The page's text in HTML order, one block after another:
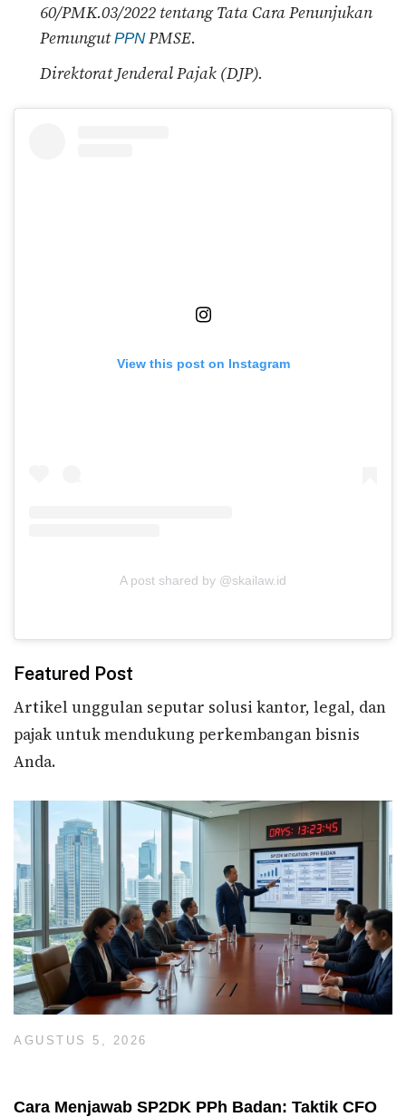
60/PMK.03/2022 tentang Tata Cara Penunjukan
PemungutPPNPMSE.
Direktorat Jenderal Pajak (DJP).
View this post on Instagram
A post shared by @skailaw.id
Featured Post
Artikel unggulan seputar solusi kantor, legal, dan
pajak untuk mendukung perkembangan bisnis
Anda.
AGUSTUS 5, 2026
Cara Menjawab SP2DK PPh Badan: Taktik CFO